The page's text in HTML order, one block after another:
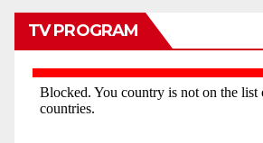
TV PROGRAM